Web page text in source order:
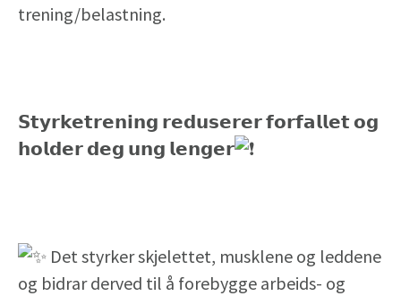
trening/belastning. ⁣
𝗦𝘁𝘆𝗿𝗸𝗲𝘁𝗿𝗲𝗻𝗶𝗻𝗴 𝗿𝗲𝗱𝘂𝘀𝗲𝗿𝗲𝗿 𝗳𝗼𝗿𝗳𝗮𝗹𝗹𝗲𝘁 𝗼𝗴
𝗵𝗼𝗹𝗱𝗲𝗿 𝗱𝗲𝗴 𝘂𝗻𝗴 𝗹𝗲𝗻𝗴𝗲𝗿
Det styrker skjelettet, musklene og leddene
og bidrar derved til å forebygge arbeids- og